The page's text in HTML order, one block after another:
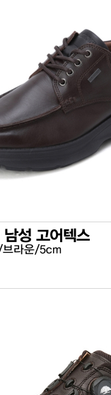
남성 고어텍스
브라운/5cm